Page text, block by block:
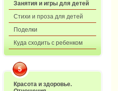
Занятия и игры для детей
Стихи и проза для детей
Поделки
Куда сходить с ребенком
5
Красота и здоровье.